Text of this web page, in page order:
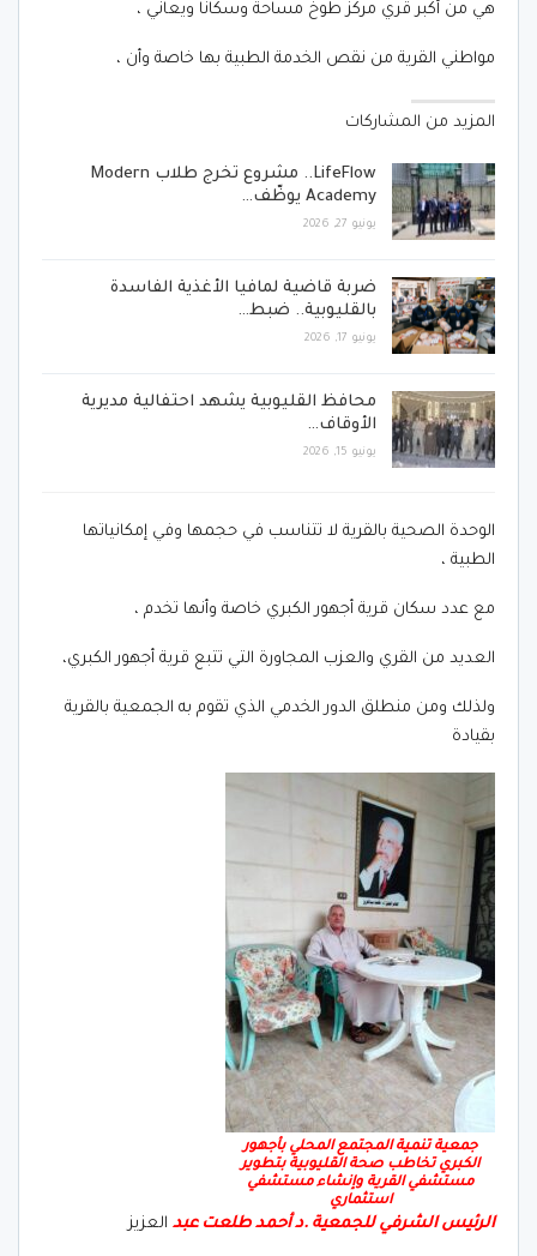
هي من أكبر قري مركز طوخ مساحة وسكانا ويعاني ،
مواطني القرية من نقص الخدمة الطبية بها خاصة وأن ،
المزيد من المشاركات
LifeFlow.. مشروع تخرج طلاب Modern
Academy يوظّف…
يونيو 27, 2026
ضربة قاضية لمافيا الأغذية الفاسدة
بالقليوبية.. ضبط…
يونيو 17, 2026
محافظ القليوبية يشهد احتفالية مديرية
الأوقاف…
يونيو 15, 2026
الوحدة الصحية بالقرية لا تتناسب في حجمها وفي إمكانياتها
الطبية ،
مع عدد سكان قرية أجهور الكبري خاصة وأنها تخدم ،
العديد من القري والعزب المجاورة التي تتبع قرية أجهور الكبري،
ولذلك ومن منطلق الدور الخدمي الذي تقوم به الجمعية بالقرية
بقيادة
جمعية تنمية المجتمع المحلي بأجهور
الكبري تخاطب صحة القليوبية بتطوير
مستشفي القرية وإنشاء مستشفي
استثماري
الرئيس الشرفي للجمعية .د أحمد طلعت عبد العزيز